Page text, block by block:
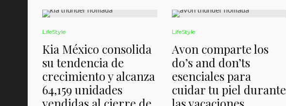
LifeStyle
Kia México consolida
su tendencia de
crecimiento y alcanza
64,159 unidades
LifeStyle
Avon comparte los
do’s and don’ts
esenciales para
cuidar tu piel durante